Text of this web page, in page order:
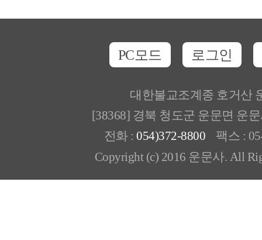
PC모드 로그인
대한불교조계종 호거산
[38368] 경북 청도군 운문면 운
전화 : 054)372-8800 팩스 :
Copyright (c) 2016 운문사. All